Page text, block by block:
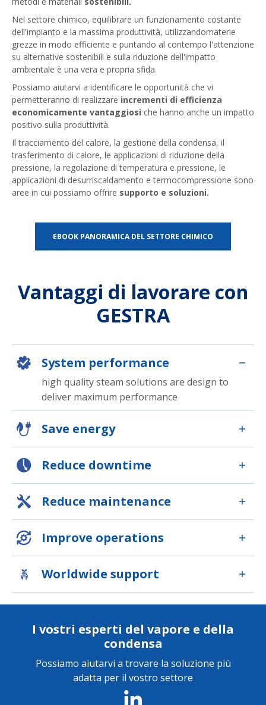
Nel settore chimico, equilibrare un funzionamento costante
dell'impianto e la massima produttività, utilizzandomaterie
grezze in modo efficiente e puntando al contempo l'attenzione
su alternative sostenibili e sulla riduzione dell'impatto
ambientale è una vera e propria sfida.
Possiamo aiutarvi a identificare le opportunità che vi
permetteranno di realizzare incrementi di efficienza
economicamente vantaggiosi che hanno anche un impatto
positivo sulla produttività.
Il tracciamento del calore, la gestione della condensa, il
trasferimento di calore, le applicazioni di riduzione della
pressione, la regolazione di temperatura e pressione, le
applicazioni di desurriscaldamento e termocompressione sono
aree in cui possiamo offrire supporto e soluzioni.
EBOOK PANORAMICA DEL SETTORE CHIMICO
Vantaggi di lavorare con
GESTRA
System performance
high quality steam solutions are design to
deliver maximum performance
Save energy
Reduce downtime
Reduce maintenance
Improve operations
Worldwide support
I vostri esperti del vapore e della
condensa
Possiamo aiutarvi a trovare la soluzione più
adatta per il vostro settore